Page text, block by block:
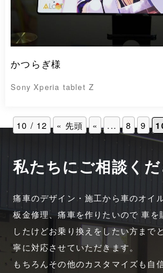
かつらぎ様
Sony Xperia tablet Z
10 / 12 « 先頭 « ... 8 9
私たちにご相談くだ
痛車のデザイン・施工から車のオイ
板金修理、痛車を作りたいので 車を
したけどお乗り換えをしたい方まで
寧に対応させていただきます。
もちろんその他のカスタマイズも自